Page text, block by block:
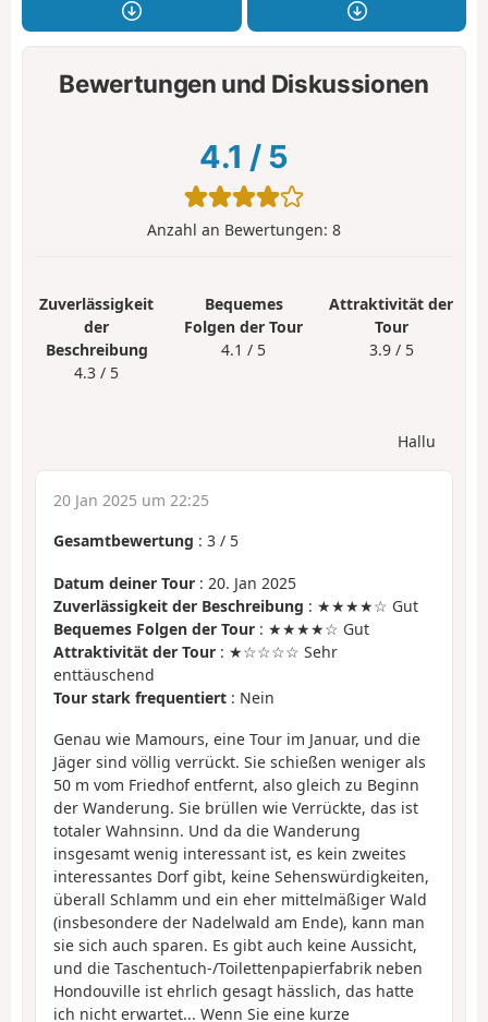
Bewertungen und Diskussionen
4.1 / 5
Anzahl an Bewertungen: 8
Zuverlässigkeit
der
Beschreibung
4.3 / 5
Bequemes
Folgen der Tour
4.1 / 5
Attraktivität der
Tour
3.9 / 5
Hallu
20 Jan 2025 um 22:25
Gesamtbewertung : 3 / 5
Datum deiner Tour : 20. Jan 2025
Zuverlässigkeit der Beschreibung : ★★★★☆ Gut
Bequemes Folgen der Tour : ★★★★☆ Gut
Attraktivität der Tour : ★☆☆☆☆ Sehr
enttäuschend
Tour stark frequentiert : Nein
Genau wie Mamours, eine Tour im Januar, und die
Jäger sind völlig verrückt. Sie schießen weniger als
50 m vom Friedhof entfernt, also gleich zu Beginn
der Wanderung. Sie brüllen wie Verrückte, das ist
totaler Wahnsinn. Und da die Wanderung
insgesamt wenig interessant ist, es kein zweites
interessantes Dorf gibt, keine Sehenswürdigkeiten,
überall Schlamm und ein eher mittelmäßiger Wald
(insbesondere der Nadelwald am Ende), kann man
sie sich auch sparen. Es gibt auch keine Aussicht,
und die Taschentuch-/Toilettenpapierfabrik neben
Hondouville ist ehrlich gesagt hässlich, das hatte
ich nicht erwartet... Wenn Sie eine kurze